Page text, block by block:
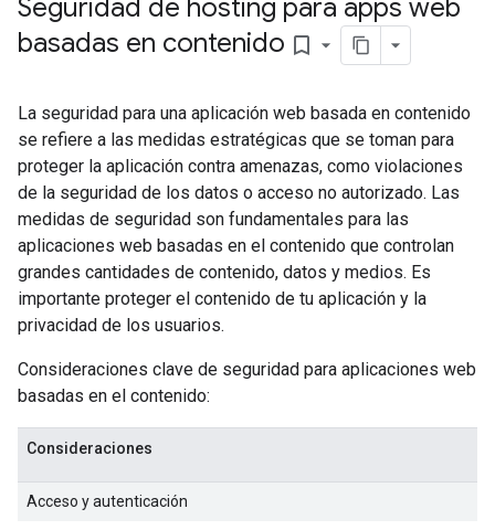
Seguridad de hosting para apps web
basadas en contenido bookmark_border
La seguridad para una aplicación web basada en contenido
se refiere a las medidas estratégicas que se toman para
proteger la aplicación contra amenazas, como violaciones
de la seguridad de los datos o acceso no autorizado. Las
medidas de seguridad son fundamentales para las
aplicaciones web basadas en el contenido que controlan
grandes cantidades de contenido, datos y medios. Es
importante proteger el contenido de tu aplicación y la
privacidad de los usuarios.
Consideraciones clave de seguridad para aplicaciones web
basadas en el contenido:
Consideraciones
Acceso y autenticación